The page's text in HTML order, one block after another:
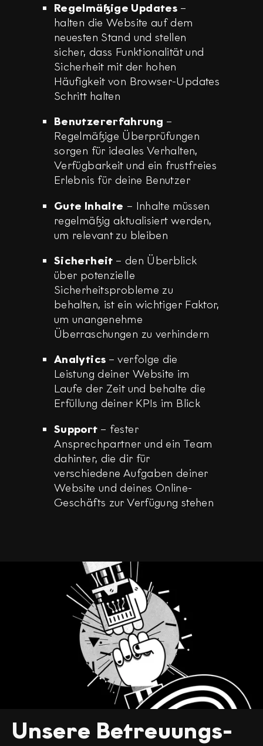
Regelmäßige Updates–
halten die Website auf dem
neuesten Stand und stellen
sicher, dass Funktionalität und
Sicherheit mit der hohen
Häufigkeit von Browser-Updates
Schritt halten
Benutzererfahrung –
Regelmäßige Überprüfungen
sorgen für ideales Verhalten,
Verfügbarkeit und ein frustfreies
Erlebnis für deine Benutzer
Gute Inhalte – Inhalte müssen
regelmäßig aktualisiert werden,
um relevant zu bleiben
Sicherheit – den Überblick
über potenzielle
Sicherheitsprobleme zu
behalten, ist ein wichtiger Faktor,
um unangenehme
Überraschungen zu verhindern
Analytics – verfolge die
Leistung deiner Website im
Laufe der Zeit und behalte die
Erfüllung deiner KPIs im Blick
Support – fester
Ansprechpartner und ein Team
dahinter, die dir für
verschiedene Aufgaben deiner
Website und deines Online-
Geschäfts zur Verfügung stehen
Unsere Betreuungs-